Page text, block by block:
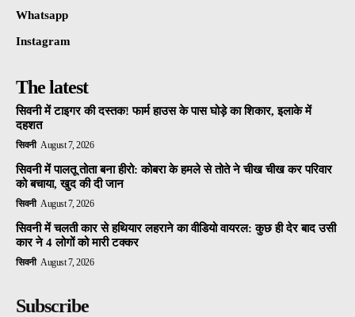
Whatsapp
Instagram
The latest
सिवनी में टाइगर की दस्तक! फार्म हाउस के पास घोड़े का शिकार, इलाके में
दहशत
सिवनी August 7, 2026
सिवनी में पालतू तोता बना हीरो: कोबरा के हमले से तोते ने चीख चीख कर परिवार
को बचाया, खुद की दी जान
सिवनी August 7, 2026
सिवनी में चलती कार से हथियार लहराने का वीडियो वायरल: कुछ ही देर बाद उसी
कार ने 4 लोगों को मारी टक्कर
सिवनी August 7, 2026
Subscribe